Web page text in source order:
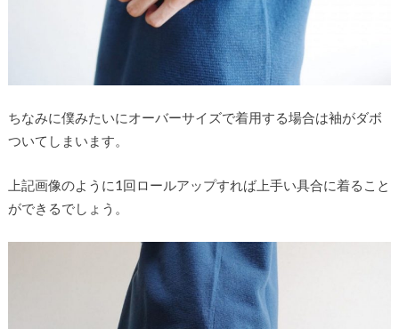
ちなみに僕みたいにオーバーサイズで着用する場合は袖がダボ
ついてしまいます。
上記画像のように1回ロールアップすれば上手い具合に着ること
ができるでしょう。